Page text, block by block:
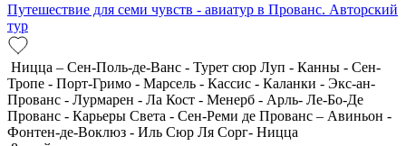
Путешествие для семи чувств - авиатур в Прованс. Авторский
тур
Ницца – Сен-Поль-де-Ванс - Турет сюр Луп - Канны - Сен-
Тропе - Порт-Гримо - Марсель - Кассис - Каланки - Экс-ан-
Прованс - Лурмарен - Ла Кост - Менерб - Арль- Ле-Бо-Де
Прованс - Карьеры Света - Сен-Реми де Прованс – Авиньон -
Фонтен-де-Воклюз - Иль Сюр Ля Сорг- Ницца